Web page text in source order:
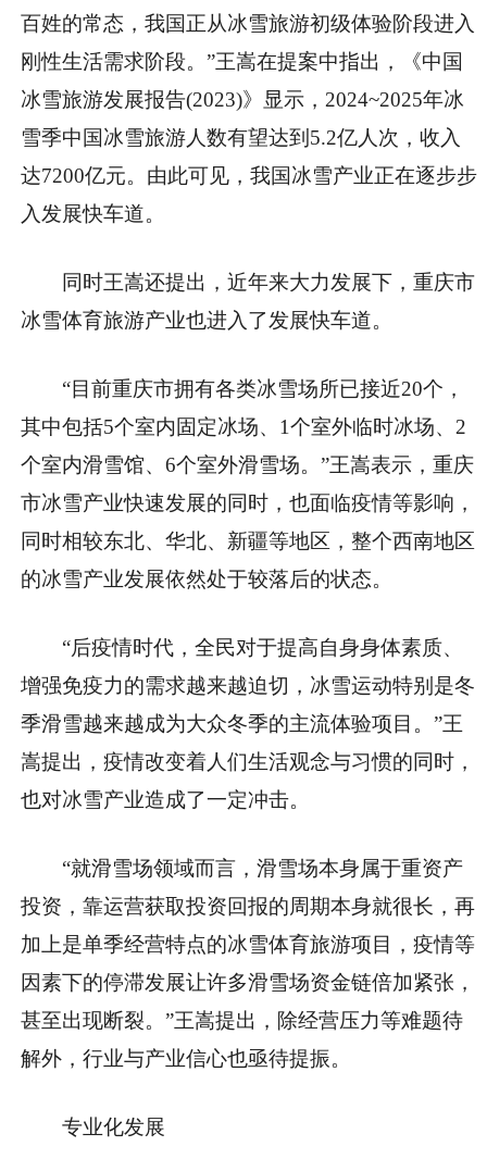
百姓的常态，我国正从冰雪旅游初级体验阶段进入
刚性生活需求阶段。”王嵩在提案中指出，《中国
冰雪旅游发展报告(2023)》显示，2024~2025年冰
雪季中国冰雪旅游人数有望达到5.2亿人次，收入
达7200亿元。由此可见，我国冰雪产业正在逐步步
入发展快车道。
同时王嵩还提出，近年来大力发展下，重庆市
冰雪体育旅游产业也进入了发展快车道。
“目前重庆市拥有各类冰雪场所已接近20个，
其中包括5个室内固定冰场、1个室外临时冰场、2
个室内滑雪馆、6个室外滑雪场。”王嵩表示，重庆
市冰雪产业快速发展的同时，也面临疫情等影响，
同时相较东北、华北、新疆等地区，整个西南地区
的冰雪产业发展依然处于较落后的状态。
“后疫情时代，全民对于提高自身身体素质、
增强免疫力的需求越来越迫切，冰雪运动特别是冬
季滑雪越来越成为大众冬季的主流体验项目。”王
嵩提出，疫情改变着人们生活观念与习惯的同时，
也对冰雪产业造成了一定冲击。
“就滑雪场领域而言，滑雪场本身属于重资产
投资，靠运营获取投资回报的周期本身就很长，再
加上是单季经营特点的冰雪体育旅游项目，疫情等
因素下的停滞发展让许多滑雪场资金链倍加紧张，
甚至出现断裂。”王嵩提出，除经营压力等难题待
解外，行业与产业信心也亟待提振。
专业化发展